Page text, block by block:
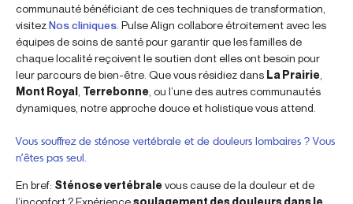
communauté bénéficiant de ces techniques de transformation,
visitezNos cliniques . Pulse Align collabore étroitement avec les
équipes de soins de santé pour garantir que les familles de
chaque localité reçoivent le soutien dont elles ont besoin pour
leur parcours de bien-être. Que vous résidiez dans La Prairie
Mont Royal Terrebonne , ou l’une des autres communautés
dynamiques, notre approche douce et holistique vous attend.
Vous souffrez de sténose vertébrale et de douleurs lombaires ? Vous
n’êtes pas seul.
En bref: Sténose vertébralevous cause de la douleur et de
l’inconfort ? Expériencesoulagement des douleurs dans le